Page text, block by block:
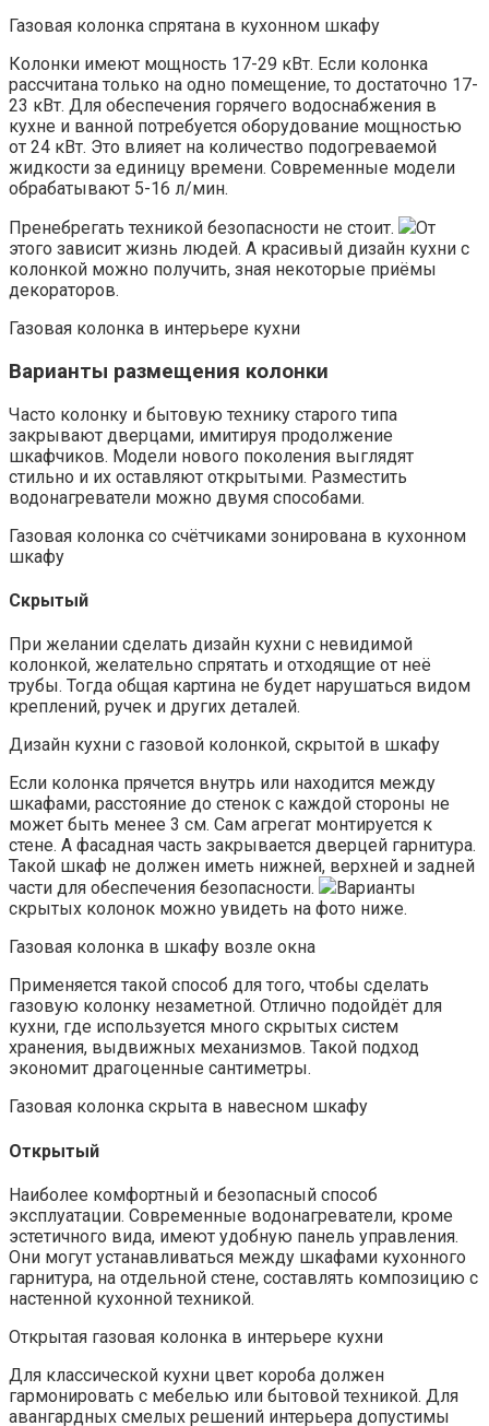
Газовая колонка спрятана в кухонном шкафу
Колонки имеют мощность 17-29 кВт. Если колонка
рассчитана только на одно помещение, то достаточно 17-
23 кВт. Для обеспечения горячего водоснабжения в
кухне и ванной потребуется оборудование мощностью
от 24 кВт. Это влияет на количество подогреваемой
жидкости за единицу времени. Современные модели
обрабатывают 5-16 л/мин.
Пренебрегать техникой безопасности не стоит.
От
этого зависит жизнь людей. А красивый дизайн кухни с
колонкой можно получить, зная некоторые приёмы
декораторов.
Газовая колонка в интерьере кухни
Варианты размещения колонки
Часто колонку и бытовую технику старого типа
закрывают дверцами, имитируя продолжение
шкафчиков. Модели нового поколения выглядят
стильно и их оставляют открытыми. Разместить
водонагреватели можно двумя способами.
Газовая колонка со счётчиками зонирована в кухонном
шкафу
Скрытый
При желании сделать дизайн кухни с невидимой
колонкой, желательно спрятать и отходящие от неё
трубы. Тогда общая картина не будет нарушаться видом
креплений, ручек и других деталей.
Дизайн кухни с газовой колонкой, скрытой в шкафу
Если колонка прячется внутрь или находится между
шкафами, расстояние до стенок с каждой стороны не
может быть менее 3 см. Сам агрегат монтируется к
стене. А фасадная часть закрывается дверцей гарнитура.
Такой шкаф не должен иметь нижней, верхней и задней
части для обеспечения безопасности.
Варианты
скрытых колонок можно увидеть на фото ниже.
Газовая колонка в шкафу возле окна
Применяется такой способ для того, чтобы сделать
газовую колонку незаметной. Отлично подойдёт для
кухни, где используется много скрытых систем
хранения, выдвижных механизмов. Такой подход
экономит драгоценные сантиметры.
Газовая колонка скрыта в навесном шкафу
Открытый
Наиболее комфортный и безопасный способ
эксплуатации. Современные водонагреватели, кроме
эстетичного вида, имеют удобную панель управления.
Они могут устанавливаться между шкафами кухонного
гарнитура, на отдельной стене, составлять композицию с
настенной кухонной техникой.
Открытая газовая колонка в интерьере кухни
Для классической кухни цвет короба должен
гармонировать с мебелью или бытовой техникой. Для
авангардных смелых решений интерьера допустимы